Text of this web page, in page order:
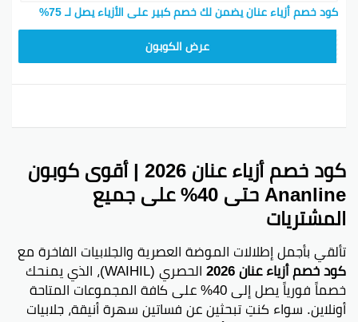
كود خصم أزياء عنان يضمن لك خصم كبير على الأزياء يصل لـ 75%
عرض الكوبون
كود خصم أزياء عنان 2026 | أقوى كوبون
Ananline حتى 40% على جميع
المشتريات
تألقي بأجمل إطلالات الموضة العصرية والجلابيات الفاخرة مع
كود خصم أزياء عنان 2026 الحصري (WAIHIL)، الذي يمنحك
خصماً فورياً يصل إلى 40% على كافة المجموعات المتاحة
أونلاين. سواء كنتِ تبحثين عن فساتين سهرة أنيقة، جلابيات